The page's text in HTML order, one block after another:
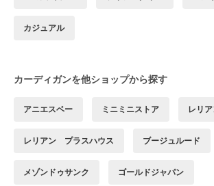
カジュアル
カーディガンを他ショップから探す
アニエスベー ミニミニストア レリ
レリアン プラスハウス ブージュルード
メゾンドゥサンク ゴールドジャパン